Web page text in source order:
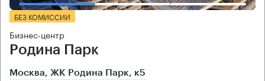
БЕЗ КОМИССИИ
Бизнес-центр
Родина Парк
Москва, ЖК Родина Парк, к5